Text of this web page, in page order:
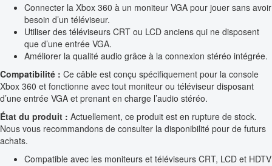
Connecter la Xbox 360 à un moniteur VGA pour jouer sans avoir
besoin d’un téléviseur.
Utiliser des téléviseurs CRT ou LCD anciens qui ne disposent
que d’une entrée VGA.
Améliorer la qualité audio grâce à la connexion stéréo intégrée.
Compatibilité : Ce câble est conçu spécifiquement pour la console
Xbox 360 et fonctionne avec tout moniteur ou téléviseur disposant
d’une entrée VGA et prenant en charge l’audio stéréo.
État du produit : Actuellement, ce produit est en rupture de stock.
Nous vous recommandons de consulter la disponibilité pour de futurs
achats.
Compatible avec les moniteurs et téléviseurs CRT, LCD et HDTV